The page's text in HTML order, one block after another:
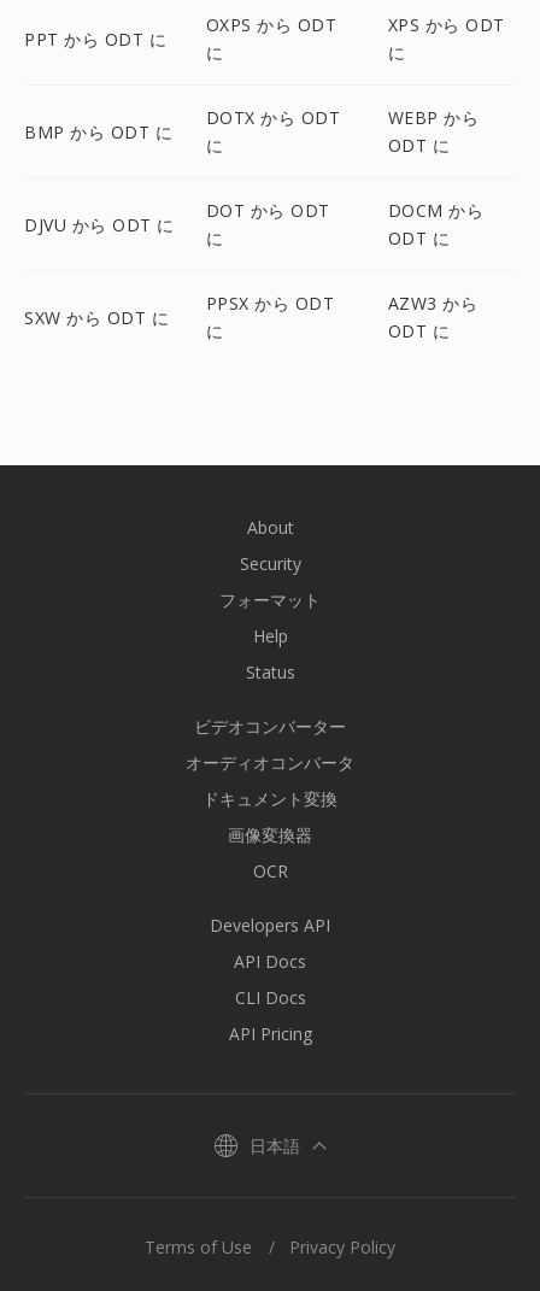
PPT から ODT に
OXPS から ODT
に
XPS から ODT
に
BMP から ODT に
DOTX から ODT
に
WEBP から
ODT に
DJVU から ODT に
DOT から ODT
に
DOCM から
ODT に
SXW から ODT に
PPSX から ODT
に
AZW3 から
ODT に
About
Security
フォーマット
Help
Status
ビデオコンバーター
オーディオコンバータ
ドキュメント変換
画像変換器
OCR
Developers API
API Docs
CLI Docs
API Pricing
日本語
Terms of Use Privacy Policy